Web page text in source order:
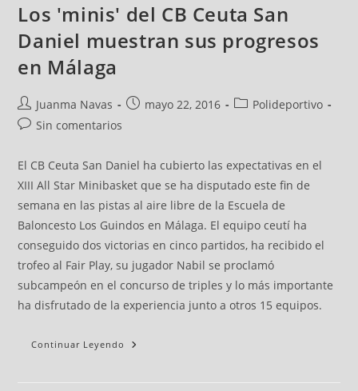
Los 'minis' del CB Ceuta San
Daniel muestran sus progresos
en Málaga
Juanma Navas mayo 22, 2016
Polideportivo
Sin comentarios
El CB Ceuta San Daniel ha cubierto las expectativas en el
XIII All Star Minibasket que se ha disputado este fin de
semana en las pistas al aire libre de la Escuela de
Baloncesto Los Guindos en Málaga. El equipo ceutí ha
conseguido dos victorias en cinco partidos, ha recibido el
trofeo al Fair Play, su jugador Nabil se proclamó
subcampeón en el concurso de triples y lo más importante
ha disfrutado de la experiencia junto a otros 15 equipos.
Continuar Leyendo